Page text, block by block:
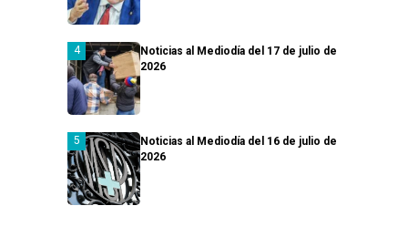
Noticias al Mediodía del 17 de julio de
2026
Noticias al Mediodía del 16 de julio de
2026